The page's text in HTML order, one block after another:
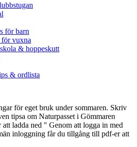
för barn
vuxna
& hoppeskutt
& ordlista
för eget bruk under sommaren. Skriv
tipsa om Naturpasset i Gömmaren
ladda ned " Genom att logga in med
inloggning får du tillgång till pdf-er att